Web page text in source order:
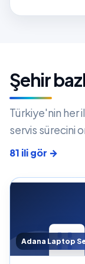
Şehir
Türkiye'nin her
servis sürecini
81 ili gör →
Adana Laptop